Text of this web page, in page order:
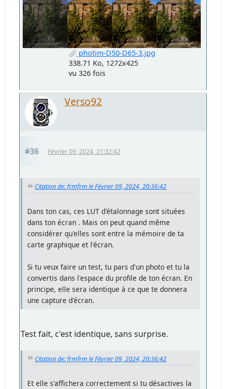
photim-D50-D65-3.jpg
338.71 Ko, 1272x425
vu 326 fois
Verso92
#36 Février 09, 2024, 21:32:42
Citation de: frmfrm le Février 09, 2024, 20:36:42
Dans ton cas, ces LUT d'étalonnage sont situées
dans ton écran . Mais on peut quand même
considérer qu'elles sont entre la mémoire de ta
carte graphique et l'écran.
Si tu veux faire un test, tu pars d'un photo et tu la
convertis dans l'espace du profile de ton écran. En
principe, elle sera identique à ce que te donnera
une capture d'écran.
Test fait, c'est identique, sans surprise.
Citation de: frmfrm le Février 09, 2024, 20:36:42
Et elle s'affichera correctement si tu désactives la